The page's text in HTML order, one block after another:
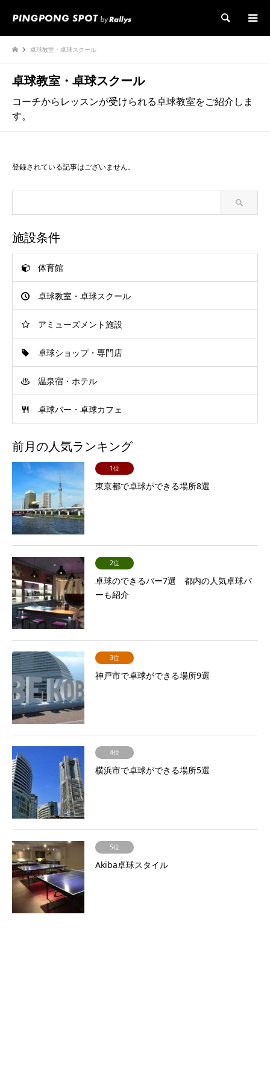
検索
卓球教室・卓球スクール
卓球教室・卓球スクール
コーチからレッスンが受けられる卓球教室をご紹介しま
す。
登録されている記事はございません。
施設条件
体育館
卓球教室・卓球スクール
アミューズメント施設
卓球ショップ・専門店
温泉宿・ホテル
卓球バー・卓球カフェ
前月の人気ランキング
1位
東京都で卓球ができる場所8選
2位
卓球のできるバー7選 都内の人気卓球バ
ーも紹介
3位
神戸市で卓球ができる場所9選
4位
横浜市で卓球ができる場所5選
5位
Akiba卓球スタイル